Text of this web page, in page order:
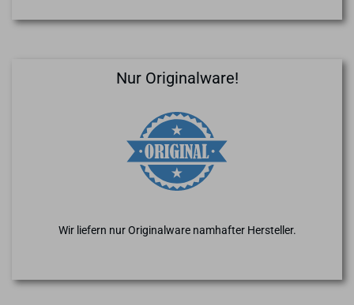
Nur Originalware!
Wir liefern nur Originalware namhafter Hersteller.